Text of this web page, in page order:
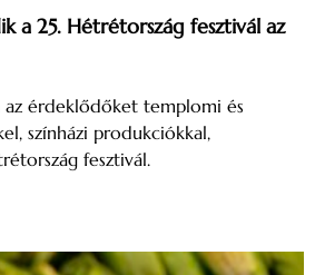
a 25. Hétrétország fesztivál az
érdeklődőket templomi és
színházi produkciókkal,
fesztivál.